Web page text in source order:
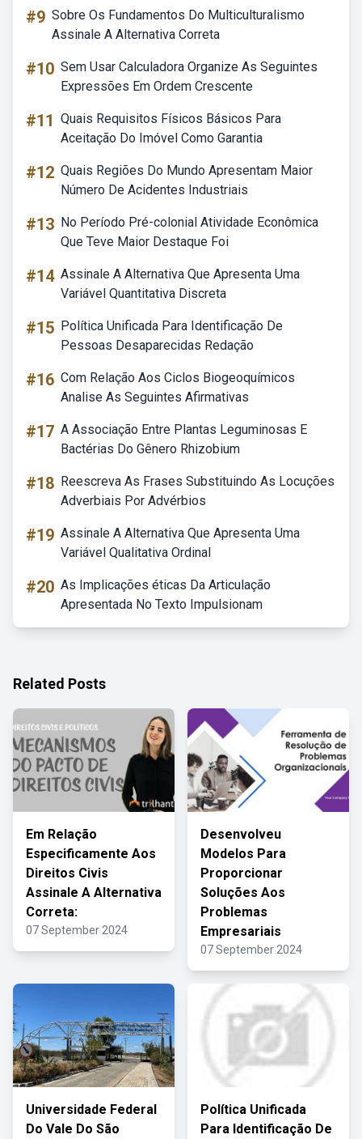
#9 Sobre Os Fundamentos Do Multiculturalismo
Assinale A Alternativa Correta
#10 Sem Usar Calculadora Organize As Seguintes
Expressões Em Ordem Crescente
#11 Quais Requisitos Físicos Básicos Para
Aceitação Do Imóvel Como Garantia
#12 Quais Regiões Do Mundo Apresentam Maior
Número De Acidentes Industriais
#13 No Período Pré-colonial Atividade Econômica
Que Teve Maior Destaque Foi
#14 Assinale A Alternativa Que Apresenta Uma
Variável Quantitativa Discreta
#15 Política Unificada Para Identificação De
Pessoas Desaparecidas Redação
#16 Com Relação Aos Ciclos Biogeoquímicos
Analise As Seguintes Afirmativas
#17 A Associação Entre Plantas Leguminosas E
Bactérias Do Gênero Rhizobium
#18 Reescreva As Frases Substituindo As Locuções
Adverbiais Por Advérbios
#19 Assinale A Alternativa Que Apresenta Uma
Variável Qualitativa Ordinal
#20 As Implicações éticas Da Articulação
Apresentada No Texto Impulsionam
Related Posts
Em Relação
Especificamente Aos
Direitos Civis
Assinale A Alternativa
Correta:
07 September 2024
Desenvolveu
Modelos Para
Proporcionar
Soluções Aos
Problemas
Empresariais
07 September 2024
Universidade Federal
Do Vale Do São
Política Unificada
Para Identificação De